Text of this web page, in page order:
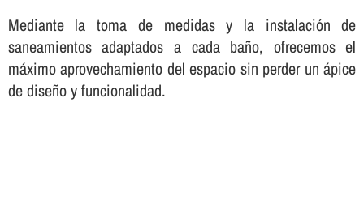
Mediante la toma de medidas y la instalación de
saneamientos adaptados a cada baño, ofrecemos el
máximo aprovechamiento del espacio sin perder un ápice
de diseño y funcionalidad.